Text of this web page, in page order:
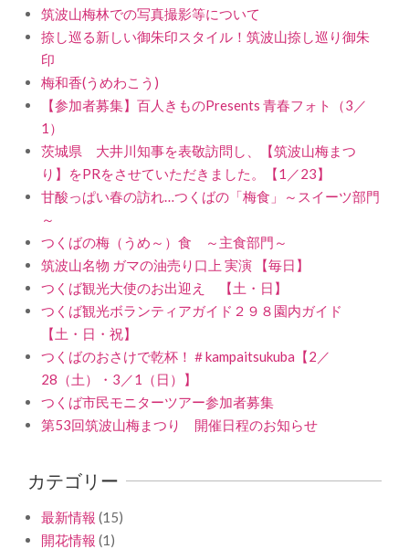
筑波山梅林での写真撮影等について
捺し巡る新しい御朱印スタイル！筑波山捺し巡り御朱
印
梅和香(うめわこう)
【参加者募集】百人きものPresents 青春フォト（3／
1）
茨城県 大井川知事を表敬訪問し、【筑波山梅まつ
り】をPRをさせていただきました。【1／23】
甘酸っぱい春の訪れ…つくばの「梅食」～スイーツ部門
～
つくばの梅（うめ～）食 ～主食部門～
筑波山名物 ガマの油売り口上 実演 【毎日】
つくば観光大使のお出迎え 【土・日】
つくば観光ボランティアガイド２９８園内ガイド
【土・日・祝】
つくばのおさけで乾杯！＃kampaitsukuba【2／
28（土）・3／1（日）】
つくば市民モニターツアー参加者募集
第53回筑波山梅まつり 開催日程のお知らせ
カテゴリー
最新情報 (15)
開花情報 (1)